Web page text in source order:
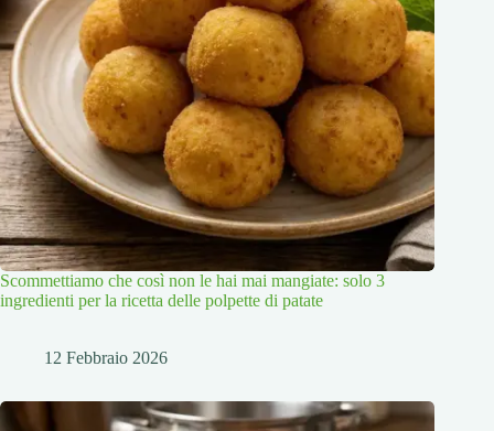
Scommettiamo che così non le hai mai mangiate: solo 3
ingredienti per la ricetta delle polpette di patate
12 Febbraio 2026